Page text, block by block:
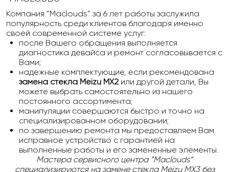
Компания “Maclouds” за 6 лет работы заслужила
популярность среди клиентов благодаря именно
своей современной системе услуг:
после Вашего обращения выполняется
диагностика девайса и ремонт согласовывается с
Вами;
надежные комплектующие, если рекомендована
замена стекла Meizu MX2 или другой детали, Вы
можете выбрать самостоятельно из нашего
постоянного ассортимента;
манипуляции совершаются быстро и точно на
специализированном оборудовании;
по завершению ремонта мы предоставляем Вам
исправное устройство с гарантией на
выполненные работы и его замененные элементы.
Мастера сервисного центра “Maclouds“
специализируются на замене стекла Meizu MX3 без